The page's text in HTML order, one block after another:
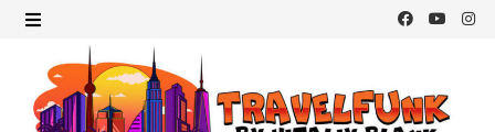
Перейти
содержимому